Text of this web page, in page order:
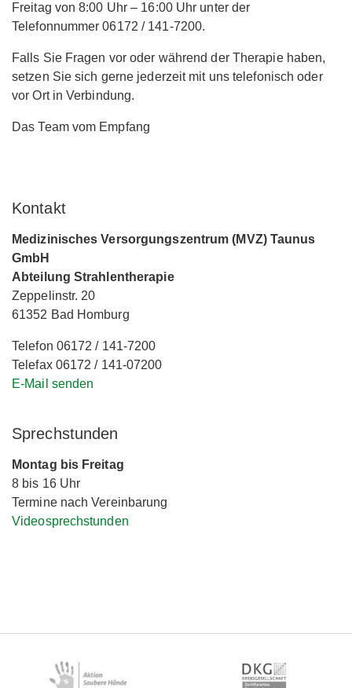
Freitag von 8:00 Uhr – 16:00 Uhr unter der
Telefonnummer 06172 / 141-7200.
Falls Sie Fragen vor oder während der Therapie haben,
setzen Sie sich gerne jederzeit mit uns telefonisch oder
vor Ort in Verbindung.
Das Team vom Empfang
Kontakt
Medizinisches Versorgungszentrum (MVZ) Taunus
GmbH
Abteilung Strahlentherapie
Zeppelinstr. 20
61352 Bad Homburg
Telefon 06172 / 141-7200
Telefax 06172 / 141-07200
E-Mail senden
Sprechstunden
Montag bis Freitag
8 bis 16 Uhr
Termine nach Vereinbarung
Videosprechstunden